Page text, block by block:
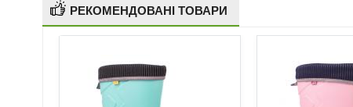
РЕКОМЕНДОВАНІ ТОВАРИ